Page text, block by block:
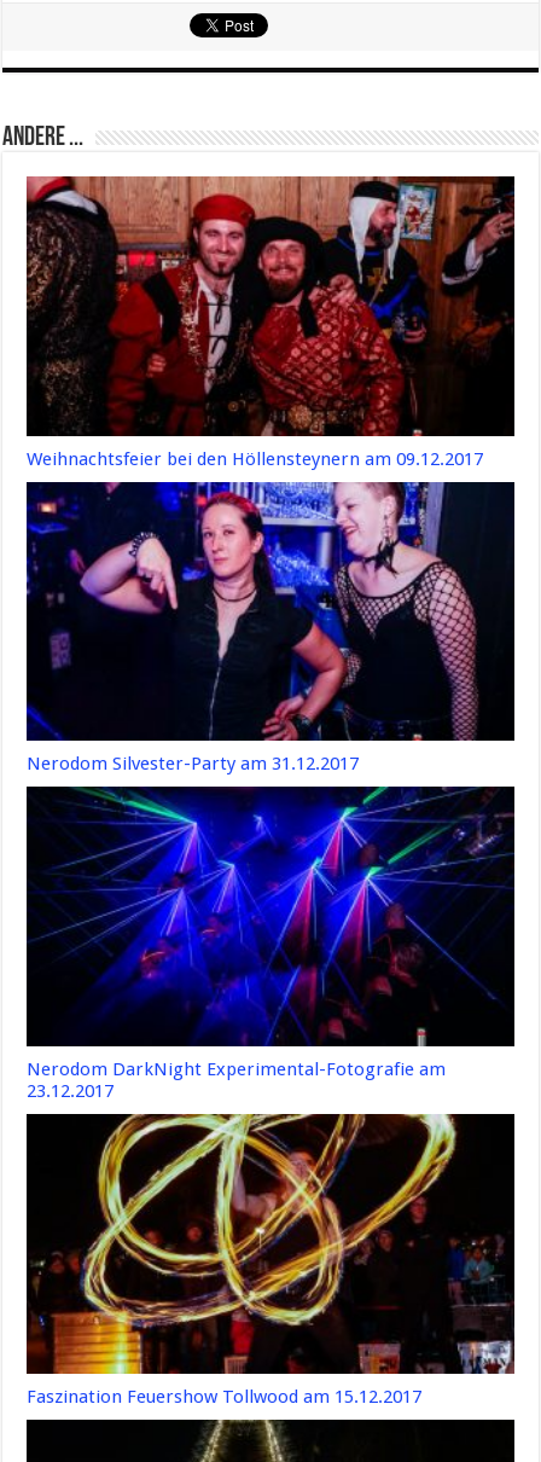
Andere ...
Weihnachtsfeier bei den Höllensteynern am 09.12.2017
Nerodom Silvester-Party am 31.12.2017
Nerodom DarkNight Experimental-Fotografie am
23.12.2017
Faszination Feuershow Tollwood am 15.12.2017